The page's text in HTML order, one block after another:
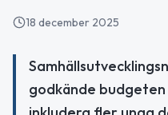
18 december 2025
godkände